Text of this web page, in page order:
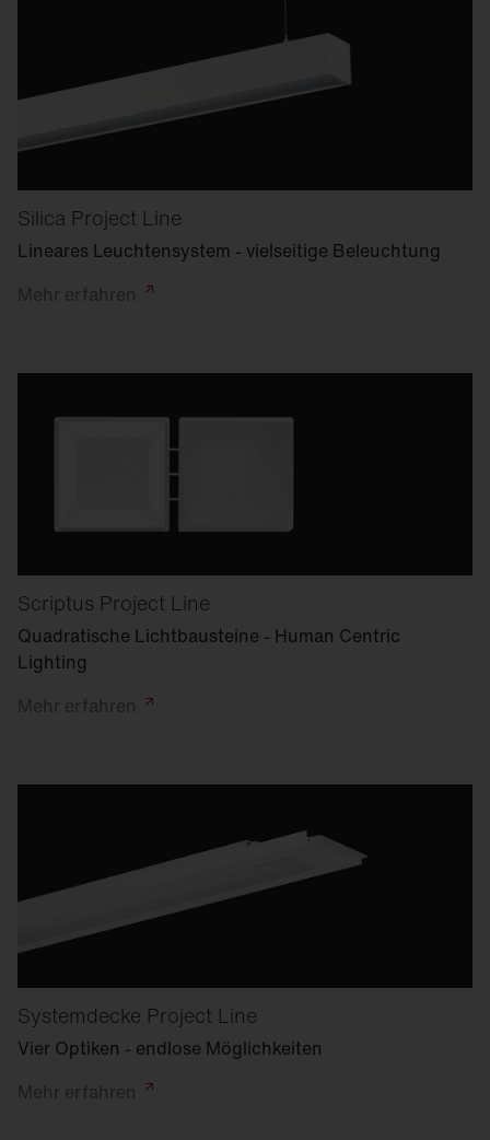
Silica Project Line
Lineares Leuchtensystem - vielseitige Beleuchtung
Mehr erfahren
Scriptus Project Line
Quadratische Lichtbausteine - Human Centric
Lighting
Mehr erfahren
Systemdecke Project Line
Vier Optiken - endlose Möglichkeiten
Mehr erfahren